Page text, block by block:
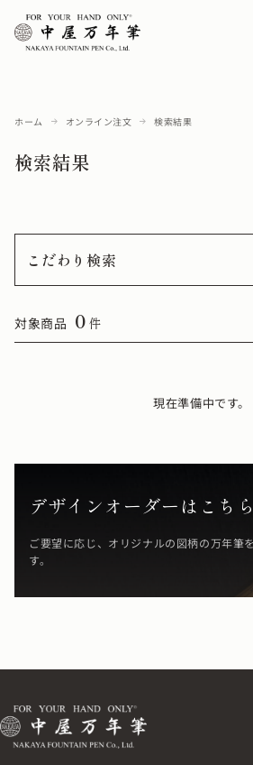
ホーム オンライン注文 検索結果
検索結果
こだわり検索
対象商品 0 件
現在準備中です。
デザインオーダーはこちら
ご要望に応じ、オリジナルの図柄の万年筆
す。